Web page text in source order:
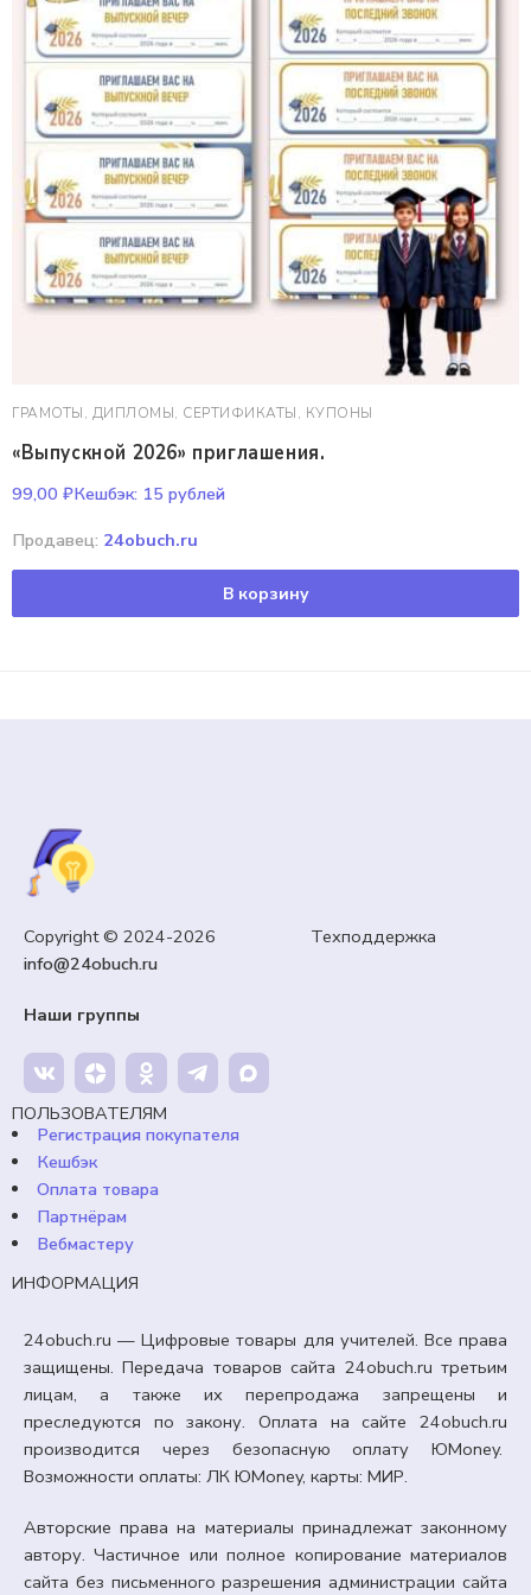
ГРАМОТЫ, ДИПЛОМЫ, СЕРТИФИКАТЫ, КУПОНЫ
«Выпускной 2026» приглашения.
99,00 ₽Кешбэк: 15 рублей
Продавец: 24obuch.ru
В корзину
Copyright © 2024-2026 Техподдержка
info@24obuch.ru
Наши группы
ПОЛЬЗОВАТЕЛЯМ
Регистрация покупателя
Кешбэк
Оплата товара
Партнёрам
Вебмастеру
ИНФОРМАЦИЯ
24obuch.ru — Цифровые товары для учителей. Все права
защищены. Передача товаров сайта 24obuch.ru третьим
лицам, а также их перепродажа запрещены и
преследуются по закону. Оплата на сайте 24obuch.ru
производится через безопасную оплату ЮMoney.
Возможности оплаты: ЛК ЮMoney, карты: МИР.
Авторские права на материалы принадлежат законному
автору. Частичное или полное копирование материалов
сайта без письменного разрешения администрации сайта